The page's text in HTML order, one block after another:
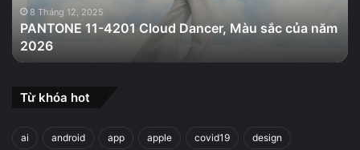
của
năm
2026
8 Tháng 12, 2025
PANTONE 11-4201 Cloud Dancer, Màu sắc của năm
2026
Từ khóa hot
ai android app apple covid19 design